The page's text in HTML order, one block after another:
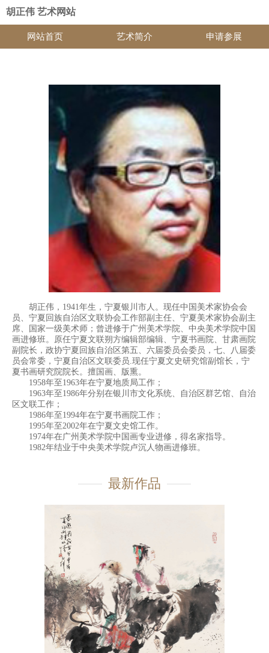
胡正伟 艺术网站
网站首页 艺术简介 申请参展
胡正伟，1941年生，宁夏银川市人。现任中国美术家协会会
员、宁夏回族自治区文联协会工作部副主任、宁夏美术家协会副主
席、国家一级美术师；曾进修于广州美术学院、中央美术学院中国
画进修班。原任宁夏文联朔方编辑部编辑、宁夏书画院、甘肃画院
副院长，政协宁夏回族自治区第五、六届委员会委员，七、八届委
员会常委，宁夏自治区文联委员.现任宁夏文史研究馆副馆长，宁
夏书画研究院院长。擅国画、版熏。
1958年至1963年在宁夏地质局工作；
1963年至1986年分别在银川市文化系统、自治区群艺馆、自治
区文联工作；
1986年至1994年在宁夏书画院工作；
1995年至2002年在宁夏文史馆工作。
1974年在广州美术学院中国画专业进修，得名家指导。
1982年结业于中央美术学院卢沉人物画进修班。
最新作品